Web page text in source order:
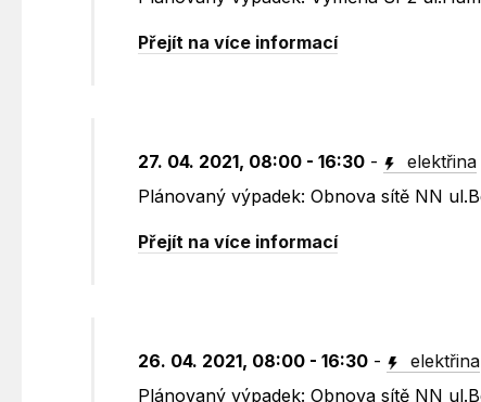
Přejít na více informací
27. 04. 2021, 08:00 - 16:30 - elektřina
Plánovaný výpadek: Obnova sítě NN
Přejít na více informací
26. 04. 2021, 08:00 - 16:30 - elektřina
Plánovaný výpadek: Obnova sítě NN